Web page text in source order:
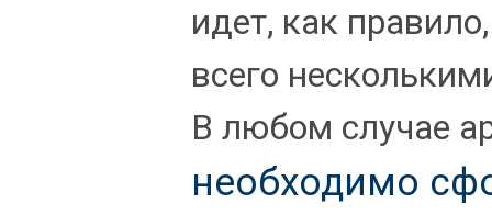
идет, как
всего
В любом случае
необходимо